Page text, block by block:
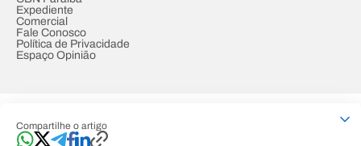
Compartilhe o artigo
Expediente
Comercial
Fale Conosco
Política de Privacidade
Espaço Opinião
Developed by Designed by